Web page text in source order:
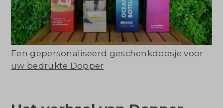
Een gepersonaliseerd geschenkdoosje voor
uw bedrukte Dopper